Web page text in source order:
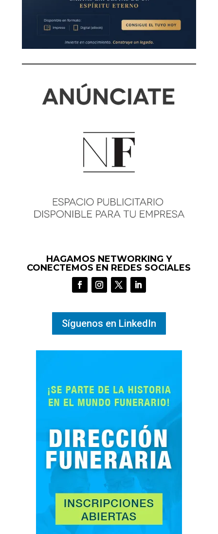
HAGAMOS NETWORKING Y
CONECTEMOS EN REDES SOCIALES
Síguenos en LinkedIn